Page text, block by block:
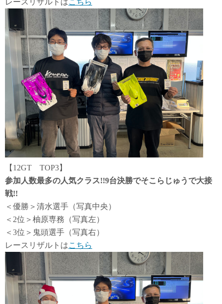
レースリザルトはこちら
【12GT TOP3】
参加人数最多の人気クラス!!9台決勝でそこらじゅうで大接
戦!!
＜優勝＞清水選手（写真中央）
＜2位＞柚原専務（写真左）
＜3位＞鬼頭選手（写真右）
レースリザルトはこちら